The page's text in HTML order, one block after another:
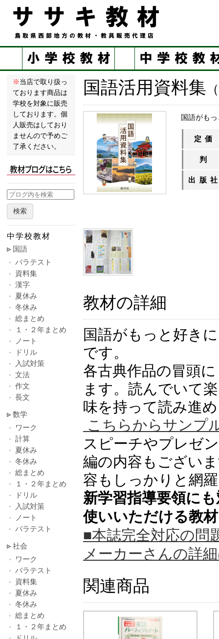
国語活用資料集
国語がも
定価
判
出版
教材の詳細
国語がもっと好き
です。
各古典作品の冒頭
ます。読んでいて
味を持って読み進
こちらからサンプ
スピーチやプレゼ
編の内容もござい
容もしっかりと網
新学習指導要領に
使いいただける教
■本誌完全対応の問
メーカーさんの詳
関連商品
※ 当店で取り扱っ
ております商品は
学校を対象に販売
しております。個
人販売はしており
ませんので予めご
了承ください。
検索
中学校教材
国語
バラテスト
資料集
漢字
夏休み
冬休み
総まとめ
１・２年まとめ
ノート
ドリル
入試対策
文法
作文
長文
数学
ワーク
計算
夏休み
冬休み
総まとめ
１・２年まとめ
ドリル
入試対策
ノート
バラテスト
社会
ワーク
バラテスト
資料集
夏休み
冬休み
総まとめ
１・２年まとめ